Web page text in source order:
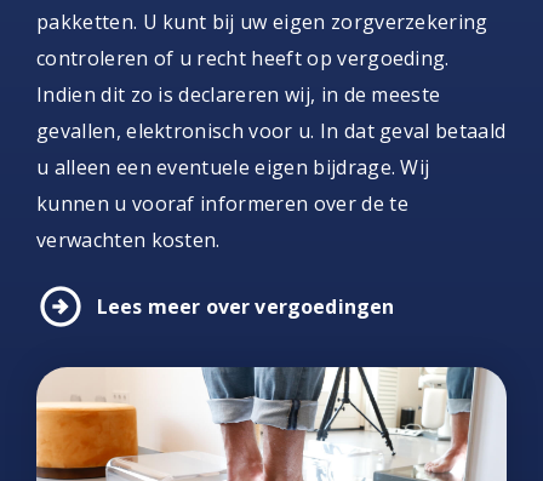
pakketten. U kunt bij uw eigen zorgverzekering
controleren of u recht heeft op vergoeding.
Indien dit zo is declareren wij, in de meeste
gevallen, elektronisch voor u. In dat geval betaald
u alleen een eventuele eigen bijdrage. Wij
kunnen u vooraf informeren over de te
verwachten kosten.
arrow_circle_right Lees meer over vergoedingen